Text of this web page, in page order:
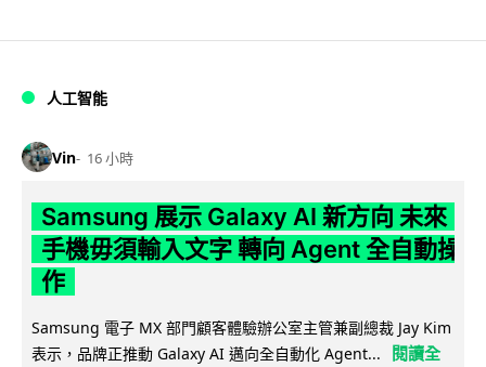
人工智能
Vin 16 小時
Samsung 展示 Galaxy AI 新方向 未來
手機毋須輸入文字 轉向 Agent 全自動操
作
Samsung 電子 MX 部門顧客體驗辦公室主管兼副總裁 Jay Kim
表示，品牌正推動 Galaxy AI 邁向全自動化 Agent...
閱讀全